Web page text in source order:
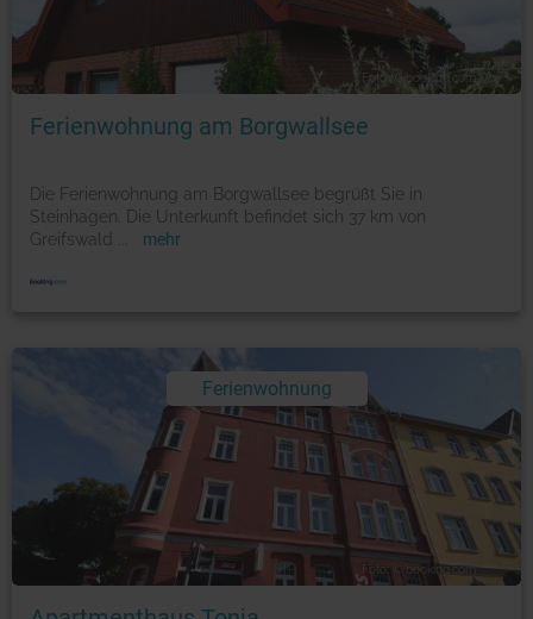
Foto: © booking.com
Ferienwohnung am Borgwallsee
Die Ferienwohnung am Borgwallsee begrüßt Sie in
Steinhagen. Die Unterkunft befindet sich 37 km von
Greifswald
mehr
Ferienwohnung
Foto: © booking.com